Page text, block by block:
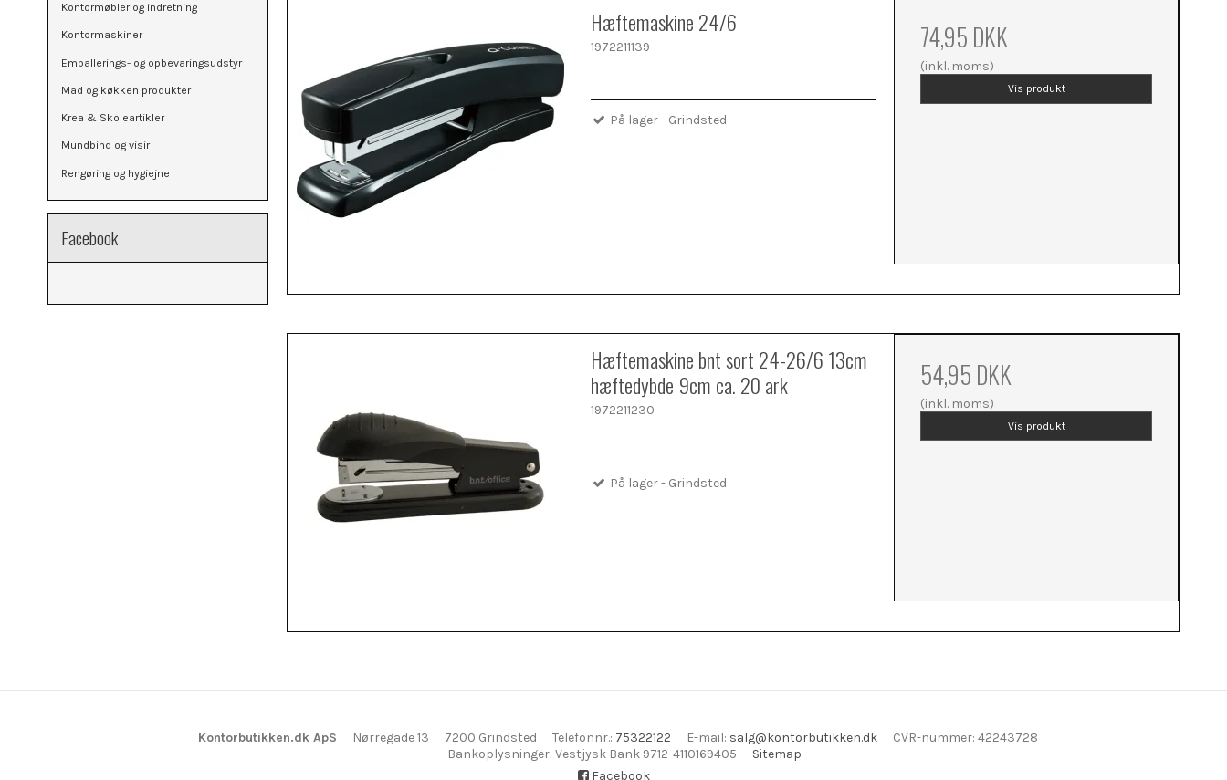
Kontormøbler og indretning
Kontormaskiner
Emballerings- og opbevaringsudstyr
Mad og køkken produkter
Krea & Skoleartikler
Mundbind og visir
Rengøring og hygiejne
Facebook
Hæftemaskine 24/6
1972211139
På lager - Grindsted
74,95 DKK
(inkl. moms)
Vis produkt
Hæftemaskine bnt sort 24-26/6 13cm
hæftedybde 9cm ca. 20 ark
1972211230
På lager - Grindsted
54,95 DKK
(inkl. moms)
Vis produkt
Kontorbutikken.dk ApS Nørregade 13 7200 Grindsted Telefonnr.: 75322122 E-mail: salg@kontorbutikken.dk CVR-nummer: 42243728
Bankoplysninger: Vestjysk Bank 9712-4110169405
Sitemap
Facebook